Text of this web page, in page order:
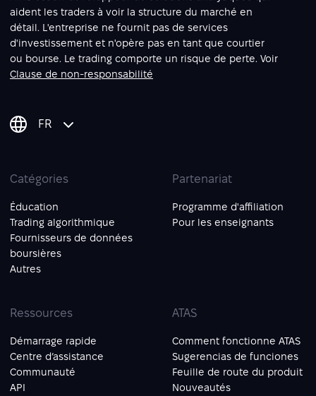
aident les traders à voir la structure du marché en
détail. L'entreprise ne fournit pas de services
d'investissement et n'opère pas en tant que courtier
ou bourse. Le trading comporte un risque de perte. Voir
Clause de non-responsabilité
FR
Catégories
Éducation
Trading algorithmique
Fournisseurs de données
boursières
Autres
Partenariat
Programme d'affiliation
Pour les enseignants
Ressources
Démarrage rapide
Centre d’assistance
Communauté
API
ATAS
Comment fonctionne ATAS
Sugerencias de funciones
Feuille de route du produit
Nouveautés